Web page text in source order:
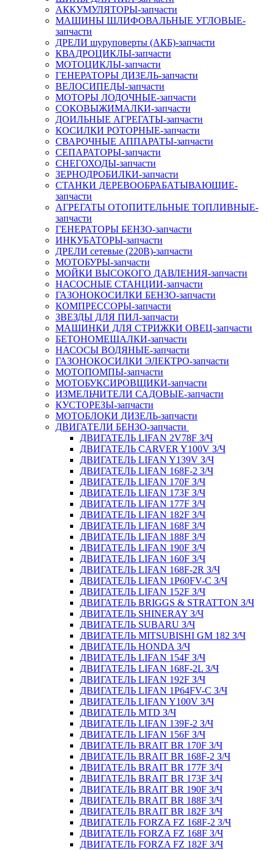
АККУМУЛЯТОРЫ-запчасти
МАШИНЫ ШЛИФОВАЛЬНЫЕ УГЛОВЫЕ-
запчасти
ДРЕЛИ шуруповерты (АКБ)-запчасти
КВАДРОЦИКЛЫ-запчасти
МОТОЦИКЛЫ-запчасти
ГЕНЕРАТОРЫ ДИЗЕЛЬ-запчасти
ВЕЛОСИПЕДЫ-запчасти
МОТОРЫ ЛОДОЧНЫЕ-запчасти
СОКОВЫЖИМАЛКИ-запчасти
ДОИЛЬНЫЕ АГРЕГАТЫ-запчасти
КОСИЛКИ РОТОРНЫЕ-запчасти
СВАРОЧНЫЕ АППАРАТЫ-запчасти
СЕПАРАТОРЫ-запчасти
СНЕГОХОДЫ-запчасти
ЗЕРНОДРОБИЛКИ-запчасти
СТАНКИ ДЕРЕВООБРАБАТЫВАЮЩИЕ-
запчасти
АГРЕГАТЫ ОТОПИТЕЛЬНЫЕ ТОПЛИВНЫЕ-
запчасти
ГЕНЕРАТОРЫ БЕНЗО-запчасти
ИНКУБАТОРЫ-запчасти
ДРЕЛИ сетевые (220В)-запчасти
МОТОБУРЫ-запчасти
МОЙКИ ВЫСОКОГО ДАВЛЕНИЯ-запчасти
НАСОСНЫЕ СТАНЦИИ-запчасти
ГАЗОНОКОСИЛКИ БЕНЗО-запчасти
КОМПРЕССОРЫ-запчасти
ЗВЕЗДЫ ДЛЯ ПИЛ-запчасти
МАШИНКИ ДЛЯ СТРИЖКИ ОВЕЦ-запчасти
БЕТОНОМЕШАЛКИ-запчасти
НАСОСЫ ВОДЯНЫЕ-запчасти
ГАЗОНОКОСИЛКИ ЭЛЕКТРО-запчасти
МОТОПОМПЫ-запчасти
МОТОБУКСИРОВЩИКИ-запчасти
ИЗМЕЛЬЧИТЕЛИ САДОВЫЕ-запчасти
КУСТОРЕЗЫ-запчасти
МОТОБЛОКИ ДИЗЕЛЬ-запчасти
ДВИГАТЕЛИ БЕНЗО-запчасти
ДВИГАТЕЛЬ LIFAN 2V78F З/Ч
ДВИГАТЕЛЬ CARVER Y100V З/Ч
ДВИГАТЕЛЬ LIFAN Y139V З/Ч
ДВИГАТЕЛЬ LIFAN 168F-2 З/Ч
ДВИГАТЕЛЬ LIFAN 170F З/Ч
ДВИГАТЕЛЬ LIFAN 173F З/Ч
ДВИГАТЕЛЬ LIFAN 177F З/Ч
ДВИГАТЕЛЬ LIFAN 182F З/Ч
ДВИГАТЕЛЬ LIFAN 168F З/Ч
ДВИГАТЕЛЬ LIFAN 188F З/Ч
ДВИГАТЕЛЬ LIFAN 190F З/Ч
ДВИГАТЕЛЬ LIFAN 160F З/Ч
ДВИГАТЕЛЬ LIFAN 168F-2R З/Ч
ДВИГАТЕЛЬ LIFAN 1P60FV-C З/Ч
ДВИГАТЕЛЬ LIFAN 152F З/Ч
ДВИГАТЕЛЬ BRIGGS & STRATTON З/Ч
ДВИГАТЕЛЬ SHINERAY З/Ч
ДВИГАТЕЛЬ SUBARU З/Ч
ДВИГАТЕЛЬ MITSUBISHI GM 182 З/Ч
ДВИГАТЕЛЬ HONDA З/Ч
ДВИГАТЕЛЬ LIFAN 154F З/Ч
ДВИГАТЕЛЬ LIFAN 168F-2L З/Ч
ДВИГАТЕЛЬ LIFAN 192F З/Ч
ДВИГАТЕЛЬ LIFAN 1P64FV-C З/Ч
ДВИГАТЕЛЬ LIFAN Y100V З/Ч
ДВИГАТЕЛЬ MTD З/Ч
ДВИГАТЕЛЬ LIFAN 139F-2 З/Ч
ДВИГАТЕЛЬ LIFAN 156F З/Ч
ДВИГАТЕЛЬ BRAIT BR 170F З/Ч
ДВИГАТЕЛЬ BRAIT BR 168F-2 З/Ч
ДВИГАТЕЛЬ BRAIT BR 177F З/Ч
ДВИГАТЕЛЬ BRAIT BR 173F З/Ч
ДВИГАТЕЛЬ BRAIT BR 190F З/Ч
ДВИГАТЕЛЬ BRAIT BR 188F З/Ч
ДВИГАТЕЛЬ BRAIT BR 182F З/Ч
ДВИГАТЕЛЬ FORZA FZ 168F-2 З/Ч
ДВИГАТЕЛЬ FORZA FZ 168F З/Ч
ДВИГАТЕЛЬ FORZA FZ 182F З/Ч